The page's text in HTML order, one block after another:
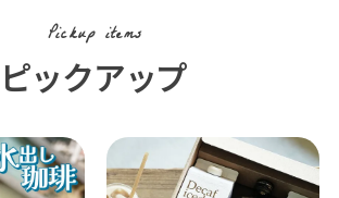
Pickup items
ピックアップ